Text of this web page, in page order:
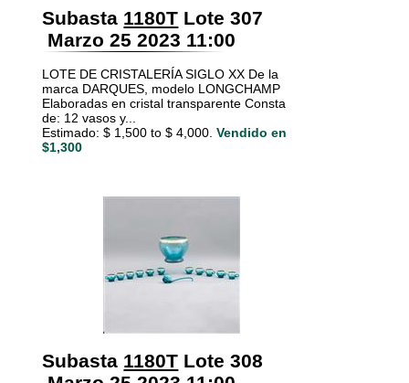
Subasta 1180T Lote 307
Marzo 25 2023 11:00
LOTE DE CRISTALERÍA SIGLO XX De la
marca DARQUES, modelo LONGCHAMP
Elaboradas en cristal transparente Consta
de: 12 vasos y...
Estimado: $ 1,500 to $ 4,000. Vendido en
$1,300
Subasta 1180T Lote 308